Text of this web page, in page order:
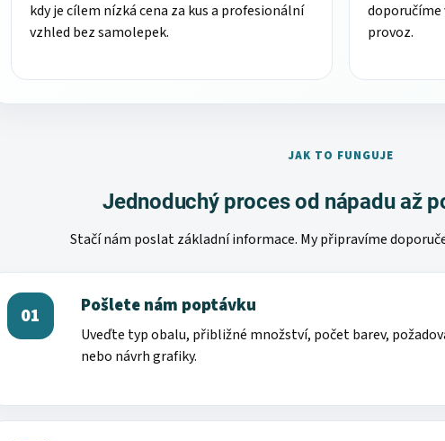
kdy je cílem nízká cena za kus a profesionální
vzhled bez samolepek.
doporučíme
provoz.
JAK TO FUNGUJE
Jednoduchý proces od nápadu až
Stačí nám poslat základní informace. My připravíme
01 Pošlete nám poptávku
Uveďte typ obalu, přibližné množství, počet barev,
nebo návrh grafiky.